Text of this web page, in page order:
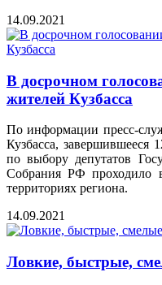
14.09.2021
В досрочном
жителей Кузбасса
По информации пресс-
Кузбасса, завершившееся
по выбору депутатов
Собрания РФ проходило
территориях региона.
14.09.2021
Ловкие, быстрые,